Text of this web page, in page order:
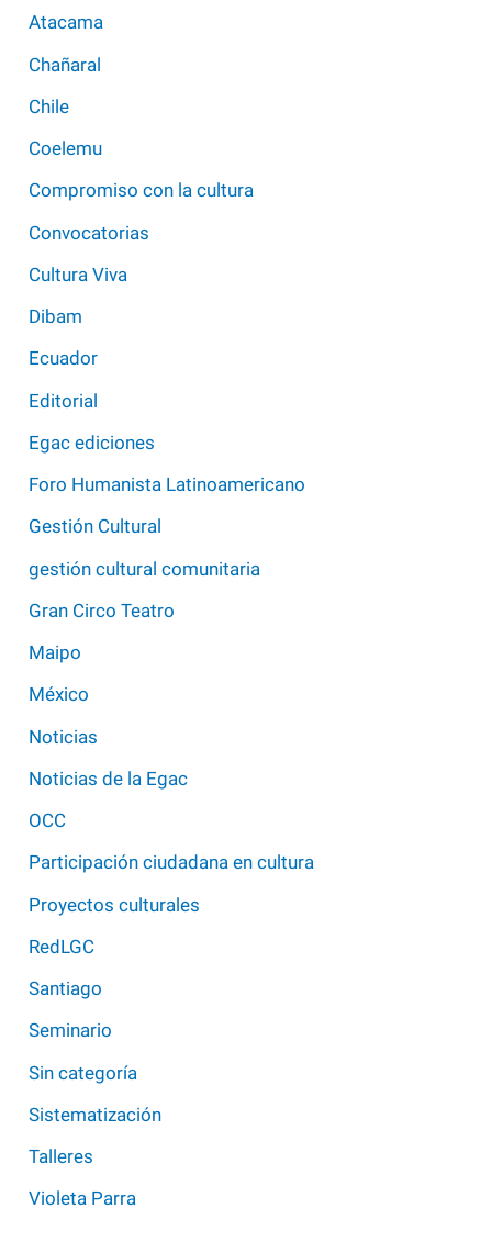
Atacama
Chañaral
Chile
Coelemu
Compromiso con la cultura
Convocatorias
Cultura Viva
Dibam
Ecuador
Editorial
Egac ediciones
Foro Humanista Latinoamericano
Gestión Cultural
gestión cultural comunitaria
Gran Circo Teatro
Maipo
México
Noticias
Noticias de la Egac
OCC
Participación ciudadana en cultura
Proyectos culturales
RedLGC
Santiago
Seminario
Sin categoría
Sistematización
Talleres
Violeta Parra